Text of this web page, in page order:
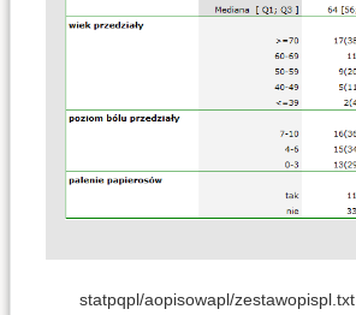
statpqpl/aopisowapl/zestawopispl.txt